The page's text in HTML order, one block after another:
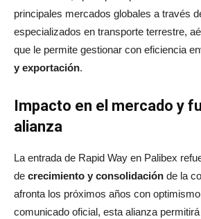
principales mercados globales a través
especializados en transporte terrestre,
que le permite gestionar con eficiencia
y exportación.
Impacto en el mercado y
alianza
La entrada de Rapid Way en Palibex
de crecimiento y consolidación de la
afronta los próximos años con
comunicado oficial, esta alianza